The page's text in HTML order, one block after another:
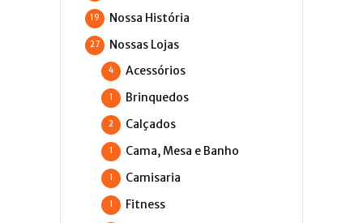
Nossa História
19
Nossas Lojas
27
Acessórios
4
Brinquedos
1
Calçados
2
Cama, Mesa e Banho
1
Camisaria
1
Fitness
1